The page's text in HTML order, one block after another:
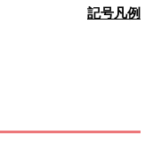
記号凡例